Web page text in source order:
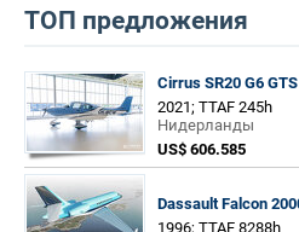
ТОП предложения
Cirrus SR20 G6 GTS
2021; TTAF 245h
Нидерланды
US$ 606.585
Dassault Falcon
1996; TTAF 8288h